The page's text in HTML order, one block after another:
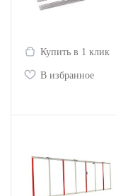
Купить в 1 клик
В избранное